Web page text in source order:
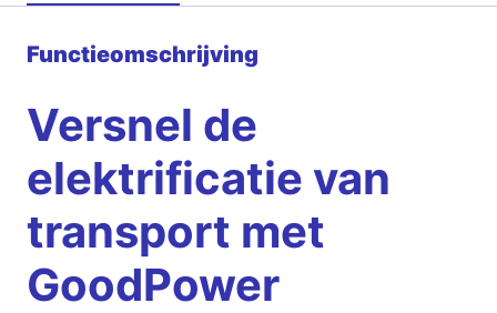
Functieomschrijving
Versnel de
elektrificatie van
transport met
GoodPower